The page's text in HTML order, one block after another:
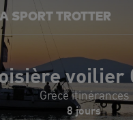
SPORT TROTTER
voilier
Grèce itinérances
8 jours